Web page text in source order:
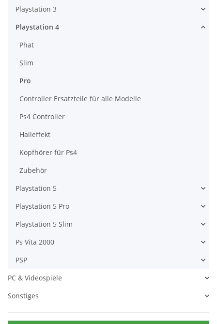
Playstation 3
Playstation 4
Phat
Slim
Pro
Controller Ersatzteile für alle Modelle
Ps4 Controller
Halleffekt
Kopfhörer für Ps4
Zubehör
Playstation 5
Playstation 5 Pro
Playstation 5 Slim
Ps Vita 2000
PSP
PC & Videospiele
Sonstiges